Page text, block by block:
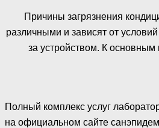
Причины загрязнения
различными и зависят от
за устройством. К основным
Полный комплекс услуг
на официальном сайте